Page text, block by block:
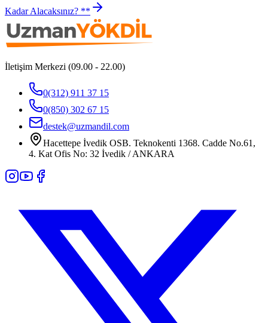
Kadar Alacaksınız? **
İletişim Merkezi (09.00 - 22.00)
0(312) 911 37 15
0(850) 302 67 15
destek@uzmandil.com
Hacettepe İvedik OSB. Teknokenti 1368. Cadde No.61,
4. Kat Ofis No: 32 İvedik / ANKARA